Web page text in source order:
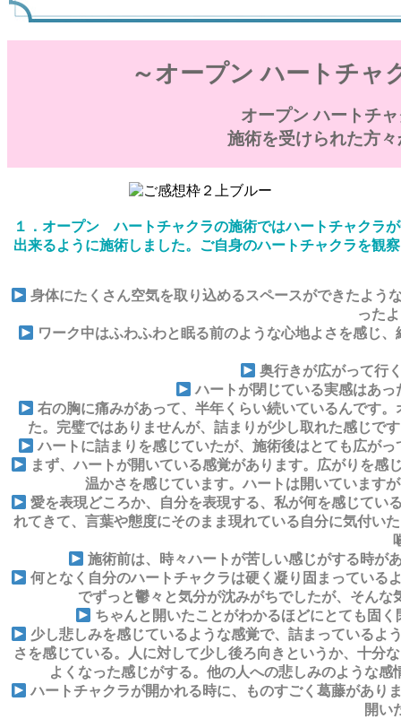
～オープン ハートチャ
オープン ハートチ
施術を受けられた方
１．オープン ハートチャクラの施術ではハートチャクラ
出来るように施術しました。ご自身のハートチャクラを観
身体にたくさん空気を取り込めるスペースができたよう
った
ワーク中はふわふわと眠る前のような心地よさを感じ
奥行きが広がって行
ハートが閉じている実感はあ
右の胸に痛みがあって、半年くらい続いているんです
た。完璧ではありませんが、詰まりが少し取れた感じで
ハートに詰まりを感じていたが、施術後はとても広が
まず、ハートが開いている感覚があります。広がりを
温かさを感じています。ハートは開いています
愛を表現どころか、自分を表現する、私が何を感じてい
れてきて、言葉や態度にそのまま現れている自分に気付い
施術前は、時々ハートが苦しい感じがする時が
何となく自分のハートチャクラは硬く凝り固まっている
でずっと鬱々と気分が沈みがちでしたが、そん
ちゃんと開いたことがわかるほどにとても固
少し悲しみを感じているような感覚で、詰まっているよ
さを感じている。人に対して少し後ろ向きというか、十分
よくなった感じがする。他の人への悲しみのような
ハートチャクラが開かれる時に、ものすごく葛藤があり
開い